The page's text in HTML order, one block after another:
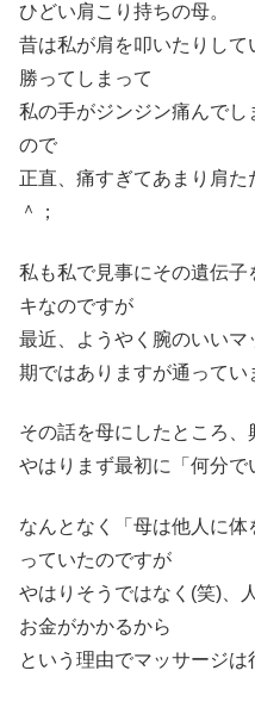
ひどい肩こり持ちの母。
昔は私が肩を叩いたりし
勝ってしまって
私の手がジンジン痛んで
ので
正直、痛すぎてあまり肩た
＾；
私も私で見事にその遺伝
キなのですが
最近、ようやく腕のいい
期ではありますが通ってい
その話を母にしたところ
やはりまず最初に「何分
なんとなく「母は他人に
っていたのですが
やはりそうではなく(笑)、
お金がかかるから
という理由でマッサージは